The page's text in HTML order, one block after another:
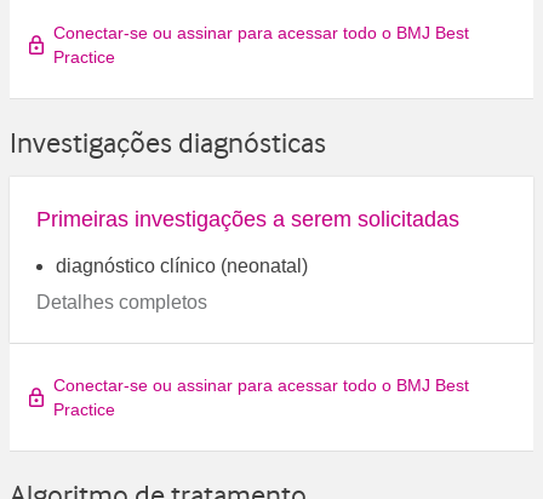
Conectar-se ou assinar para acessar todo o BMJ Best
Practice
Investigações diagnósticas
Primeiras investigações a serem solicitadas
diagnóstico clínico (neonatal)
Detalhes completos
Conectar-se ou assinar para acessar todo o BMJ Best
Practice